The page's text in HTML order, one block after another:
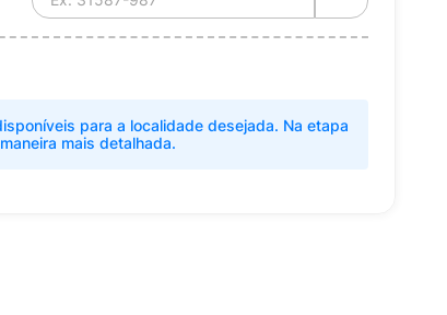
para a localidade desejada. Na etapa
mais detalhada.